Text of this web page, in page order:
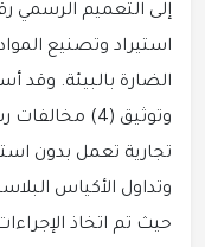
استيراد وتصنيع
الضارة بالبيئة. وقد
وتوثيق (4)
تجارية تعمل بدون
وتداول الأكياس
حيث تم اتخاذ